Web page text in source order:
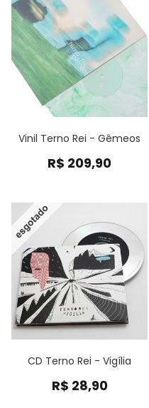
Vinil Terno Rei - Gêmeos
R$ 209,90
CD Terno Rei - Vigília
R$ 28,90